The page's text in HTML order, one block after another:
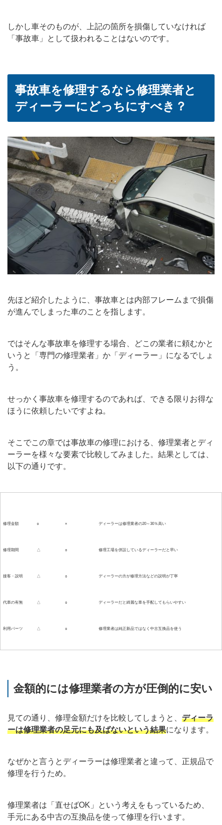
しかし車そのものが、上記の箇所を損傷していなければ
「事故車」として扱われることはないのです。
事故車を修理するなら修理業者と
ディーラーにどっちにすべき？
先ほど紹介したように、事故車とは内部フレームまで損傷
が進んでしまった車のことを指します。
ではそんな事故車を修理する場合、どこの業者に頼むかと
いうと「専門の修理業者」か「ディーラー」になるでしょ
う。
せっかく事故車を修理するのであれば、できる限りお得な
ほうに依頼したいですよね。
そこでこの章では事故車の修理における、修理業者とディ
ーラーを様々な要素で比較してみました。結果としては、
以下の通りです。
修理金額 ○ × ディーラーは修理業者の20～30％高い
修理期間 △ ○ 修理工場を併設しているディーラーだと早い
接客・説明 △ ○ ディーラーの方が修理方法などの説明が丁寧
代車の有無 △ ○ ディーラーだと綺麗な車を手配してもらいやすい
利用パーツ △ ○ 修理業者は純正新品ではなく中古互換品を使う
金額的には修理業者の方が圧倒的に安い
見ての通り、修理金額だけを比較してしまうと、 ディーラ
ーは修理業者の足元にも及ばないという結果になります。
なぜかと言うとディーラーは修理業者と違って、正規品で
修理を行うため。
修理業者は「直せばOK」という考えをもっているため、
手元にある中古の互換品を使って修理を行います。